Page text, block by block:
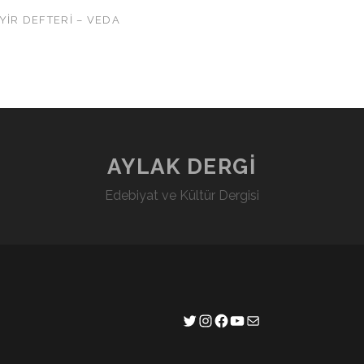
DEFTERİ – VEDA
AYLAK DERGİ
Edebiyat ve Kültür Dergisi